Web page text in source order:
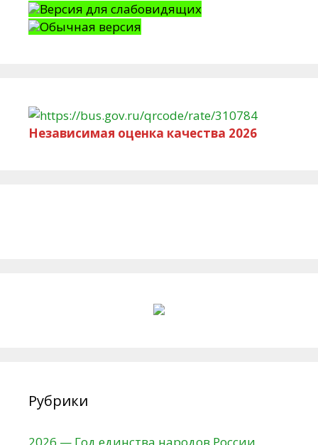
Версия для слабовидящих
Обычная версия
Независимая оценка качества 2026
Рубрики